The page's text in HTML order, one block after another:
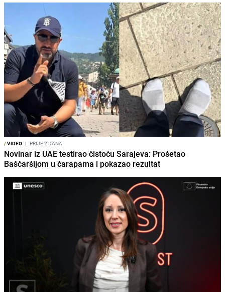
/VIDEO I PRIJE 2 DANA
Novinar iz UAE testirao čistoću Sarajeva: Prošetao
Baščaršijom u čarapama i pokazao rezultat